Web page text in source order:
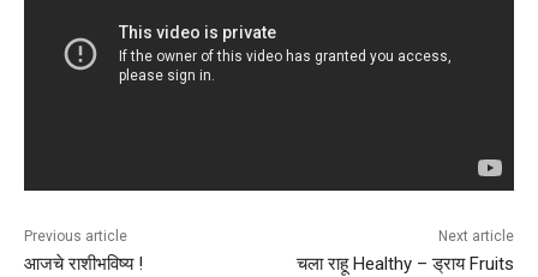
Previous article
आजचे राशीभविष्य !
Next article
चला राहू Healthy – ड्राय Fruits